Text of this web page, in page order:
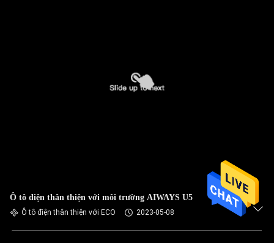
Ô tô điện thân thiện với môi trường AIWAYS U5
Ô tô điện thân thiện với ECO 2023-05-08